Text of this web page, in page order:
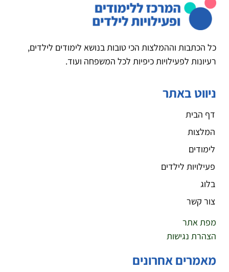
כל הכתבות וההמלצות הכי טובות בנושא לימודים לילדים,
רעיונות לפעילויות כיפיות לכל המשפחה ועוד.
ניווט באתר
דף הבית
המלצות
לימודים
פעילויות לילדים
בלוג
צור קשר
מפת אתר
הצהרת נגישות
מאמרים אחרונים